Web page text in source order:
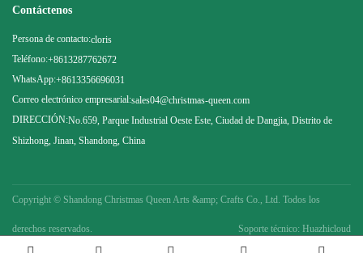
Contáctenos
Persona de contacto:cloris
Teléfono:+8613287762672
WhatsApp:+8613356696031
Correo electrónico empresarial:sales04@christmas-queen.com
DIRECCIÓN:No.659, Parque Industrial Oeste Este, Ciudad de Dangjia, Distrito de
Shizhong, Jinan, Shandong, China
Copyright © Shandong Christmas Queen Arts &amp; Crafts Co., Ltd. Todos los
derechos reservados. Soporte técnico: Huazhicloud